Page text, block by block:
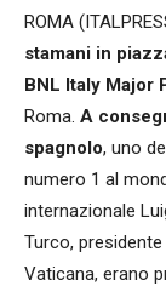
ROMA
stamani in
BNL Italy Major
Roma. A
spagnolo, uno
numero 1 al
internazionale
Turco,
Vaticana, erano